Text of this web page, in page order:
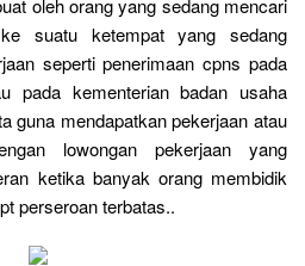
oleh orang yang sedang mencari
suatu ketempat yang sedang
seperti penerimaan cpns pada
pada kementerian badan usaha
guna mendapatkan pekerjaan atau
lowongan pekerjaan yang
ketika banyak orang membidik
perseroan terbatas..